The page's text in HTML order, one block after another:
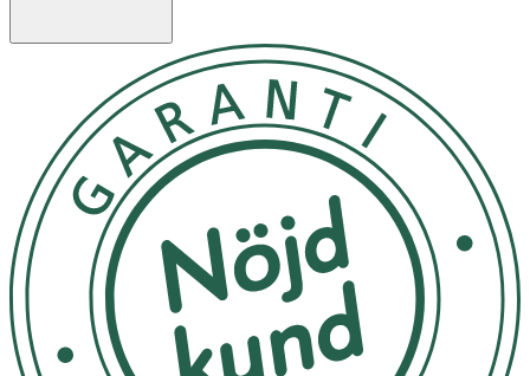
och långt fram i tiden.
Svep in ditt barn i mjukhet och komfort med Bamboo
Baby Hooded Towel.
Förvara på en sval, torr plats, skyddad från direkt solljus.
OK för gravida och ammande:
Ja
Ingredienser:
70% viskos (av bambu) och 30% bomull